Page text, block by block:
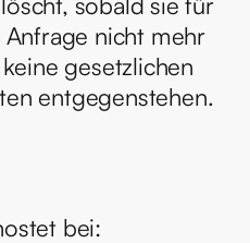
nicht mehr
gesetzlichen
entgegenstehen.
bei: